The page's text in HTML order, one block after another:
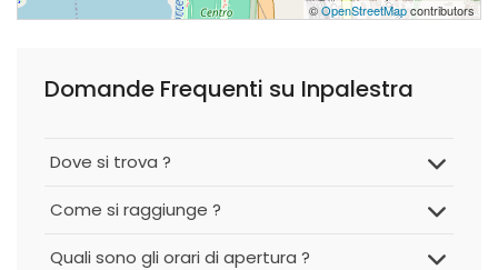
©OpenStreetMapcontributors
Domande Frequenti su Inpalestra
Dove si trova ?
Come si raggiunge ?
Quali sono gli orari di apertura ?